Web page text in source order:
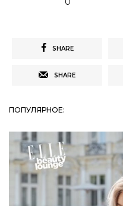
SHARE
SHARE
ПОПУЛЯРНОЕ: